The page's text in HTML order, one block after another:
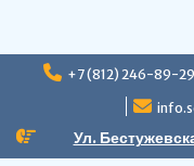
Перейти
+7 (812) 246-89-
Ул.